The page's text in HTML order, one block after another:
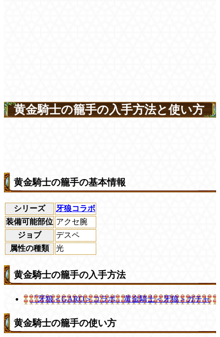
黄金騎士の籠手の入手方法と使い方
黄金騎士の籠手の基本情報
シリーズ
牙狼コラボ
装備可能部位 アクセ腕
ジョブ
デスペ
属性の種類
光
黄金騎士の籠手の入手方法
「牙狼＜GARO＞コラボ」黄金騎士＜牙狼＞ガチャ
黄金騎士の籠手の使い方